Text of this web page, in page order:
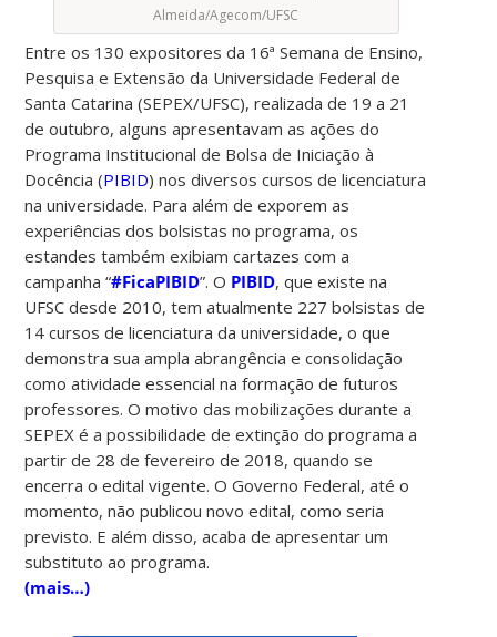
Almeida/Agecom/UFSC
Entre os 130 expositores da 16ª Semana de Ensino,
Pesquisa e Extensão da Universidade Federal de
Santa Catarina (SEPEX/UFSC), realizada de 19 a 21
de outubro, alguns apresentavam as ações do
Programa Institucional de Bolsa de Iniciação à
Docência (PIBID) nos diversos cursos de licenciatura
na universidade. Para além de exporem as
experiências dos bolsistas no programa, os
estandes também exibiam cartazes com a
campanha “#FicaPIBID”. O PIBID, queexiste na
UFSC desde 2010, tem atualmente 227 bolsistas de
14 cursos de licenciatura da universidade, o que
demonstra sua ampla abrangência e consolidação
como atividade essencial na formação de futuros
professores. O motivo das mobilizações durante a
SEPEX é a possibilidade de extinção do programa a
partir de 28 de fevereiro de 2018, quando se
encerra o edital vigente. O Governo Federal, até o
momento, não publicou novo edital, como seria
previsto. E além disso, acaba de apresentar um
substituto ao programa.
(mais…)